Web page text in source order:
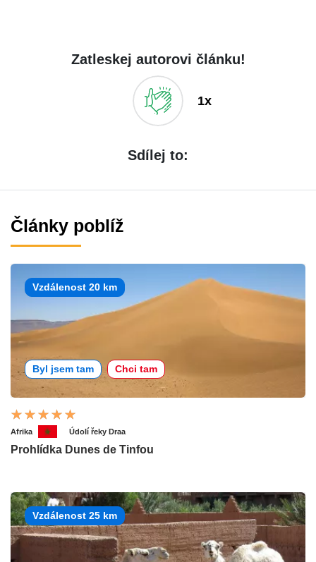
Zatleskej autorovi článku!
1x
Sdílej to:
Články poblíž
Vzdálenost 20 km
Byl jsem tam Chci tam
Afrika Údolí řeky Draa
Prohlídka Dunes de Tinfou
Vzdálenost 25 km